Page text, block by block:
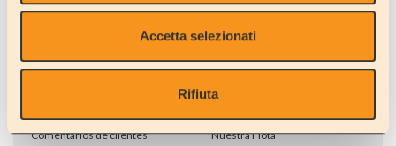
Accetta selezionati
Rifiuta
Empresa
Showroom
Comentarios de clientes
Alquiler
Alquila un COCHE/ MINIBUS DE
9 PLAZAS
Nuestra Flota